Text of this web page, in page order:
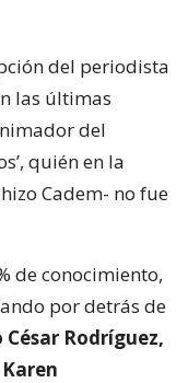
del periodista
las últimas
del
quién en la
Cadem- no fue
de conocimiento,
por detrás de
César Rodríguez,